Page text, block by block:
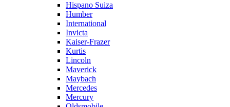
Hispano Suiza
Humber
International
Invicta
Kaiser-Frazer
Kurtis
Lincoln
Maverick
Maybach
Mercedes
Mercury